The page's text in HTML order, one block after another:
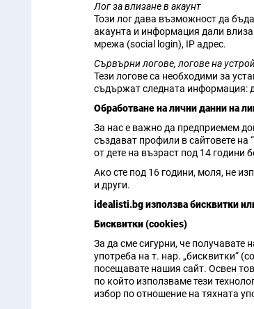
Лог за влизане в акаунт
Този лог дава възможност да
акаунта и информация дали
мрежа (social login), IP адрес.
Сървърни логове, логове на
Тези логове са необходими за
съдържат следната информация:
Oбработване на лични данни на
За нас е важно да предприемем
създават профили в сайтовете на
от дете на възраст под 14 години
Ако сте под 16 години, моля, не
и други.
idealisti.bg използва бисквитки
Бисквитки (cookies)
За да сме сигурни, че
употреба на т. нар. „бисквитки“
посещавате нашия сайт. Освен
по който използваме тези
избор по отношение на тяхната